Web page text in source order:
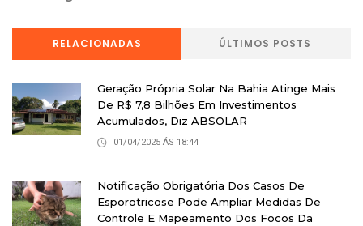
RELACIONADAS ÚLTIMOS POSTS
Geração Própria Solar Na Bahia Atinge Mais
De R$ 7,8 Bilhões Em Investimentos
Acumulados, Diz ABSOLAR
01/04/2025 ÁS 18:44
Notificação Obrigatória Dos Casos De
Esporotricose Pode Ampliar Medidas De
Controle E Mapeamento Dos Focos Da